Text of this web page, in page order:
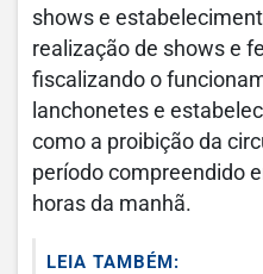
shows e
realização de shows e
fiscalizando o
lanchonetes e
como a proibição da
período compreendido
horas da manhã.
LEIA TAMBÉM: